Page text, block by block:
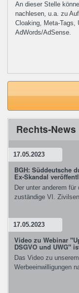
An dieser Stelle
nachlesen, u.a. zu
Cloaking, Meta-Tags,
AdWords/AdSense.
Rechts-News
17.05.2023
BGH: Süddeutsche
Ex-Skandal
Der unter anderem
zuständige VI.
17.05.2023
Video zu Webinar
DSGVO und UWG"
Das Video zu
Werbeeinwilligungen